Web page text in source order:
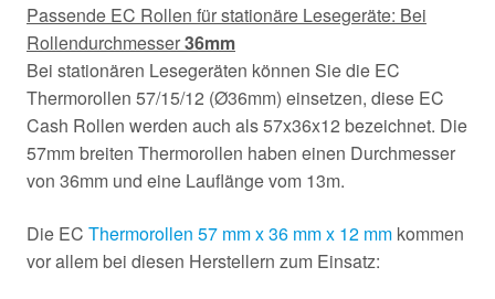
Passende EC Rollen für stationäre Lesegeräte: Bei
Rollendurchmesser36mm
Bei stationären Lesegeräten können Sie die EC
Thermorollen 57/15/12 (Ø36mm) einsetzen, diese EC
Cash Rollen werden auch als 57x36x12 bezeichnet. Die
57mm breiten Thermorollen haben einen Durchmesser
von 36mm und eine Lauflänge vom 13m.
Die EC Thermorollen 57 mm x 36 mm x 12 mm kommen
vor allem bei diesen Herstellern zum Einsatz: